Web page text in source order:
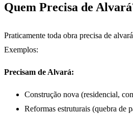
Quem Precisa de
Praticamente toda obra precisa de
Exemplos:
Precisam de Alvará:
Construção nova (residencial,
Reformas estruturais (quebra de